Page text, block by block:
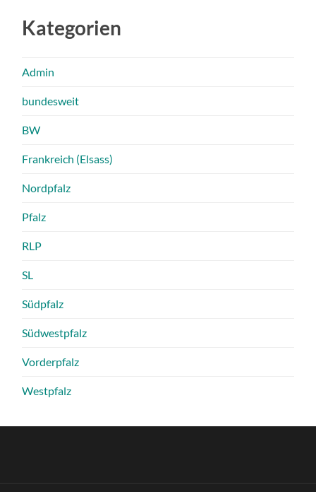
Kategorien
Admin
bundesweit
BW
Frankreich (Elsass)
Nordpfalz
Pfalz
RLP
SL
Südpfalz
Südwestpfalz
Vorderpfalz
Westpfalz